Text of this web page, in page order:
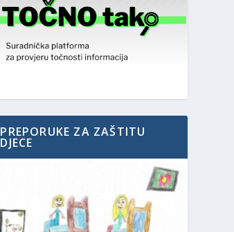
PREPORUKE ZA ZAŠTITU
DJECE